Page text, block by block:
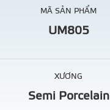
MÃ SẢN PHẨM
UM805
XƯƠNG
Semi Porcelain